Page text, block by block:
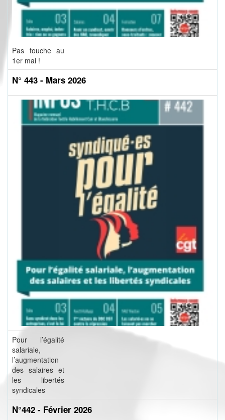
Pas touche au
1er mai !
N° 443 - Mars 2026
Pour l’égalité
salariale,
l’augmentation
des salaires et
les libertés
syndicales
N°442 - Février 2026